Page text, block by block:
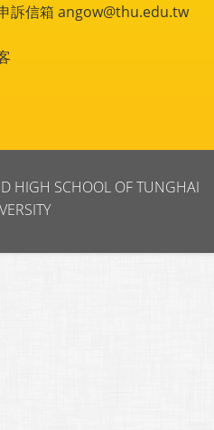
訴信箱 angow@thu.edu.tw
HIGH SCHOOL OF TUNGHAI